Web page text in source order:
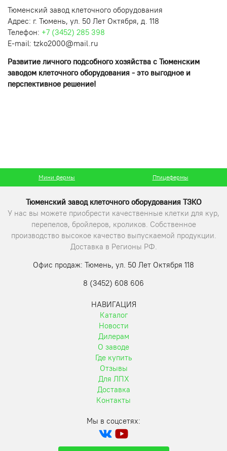
Тюменский завод клеточного оборудования
Адрес: г. Тюмень, ул. 50 Лет Октября, д. 118
Телефон: +7 (3452) 285 398
E-mail: tzko2000@mail.ru
Развитие личного подсобного хозяйства с Тюменским
заводом клеточного оборудования - это выгодное и
перспективное решение!
Мини фермы Птицефермы
Тюменский завод клеточного оборудования ТЗКО
У нас вы можете приобрести качественные клетки для кур,
перепелов, бройлеров, кроликов. Собственное
производство высокое качество выпускаемой продукции.
Доставка в Регионы РФ.
Офис продаж: Тюмень, ул. 50 Лет Октября 118
8 (3452) 608 606
НАВИГАЦИЯ
Каталог
Новости
Дилерам
О заводе
Где купить
Отзывы
Для ЛПХ
Доставка
Контакты
Мы в соцсетях: